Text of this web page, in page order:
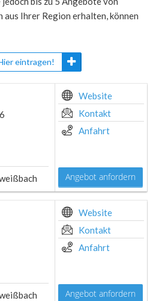
aus Ihrer Region erhalten, können
eintragen!
Website
Kontakt
Anfahrt
Angebot anfordern
Website
Kontakt
Anfahrt
Angebot anfordern